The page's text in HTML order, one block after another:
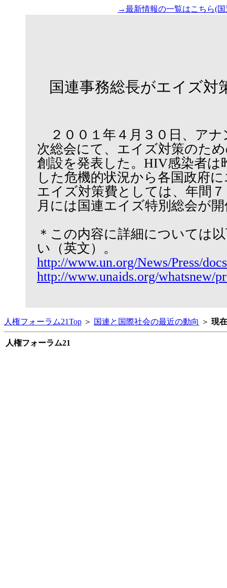
→最新情報の一覧はこちら(
国連事務総長がエイズ対
２００１年４月３０日、アナ
次総会にて、エイズ対策のた
創設を発表した。HIV感染者
した危機的状況から各国政府
エイズ対策費としては、年間
月には国連エイズ特別総会が
＊この内容に詳細については
い（英文）。
http://www.un.org/News/Press/
http://www.unaids.org/whatsnew/
人権フォーラム21Top ＞ 国連と国際社会の最近の動向 ＞ 現
人権フォーラム21